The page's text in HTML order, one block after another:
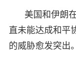
美国和伊朗
直未能达成和平
的威胁愈发突出。